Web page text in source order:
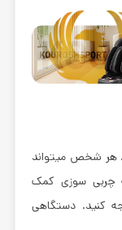
هر شخص میتواند
چربی سوزی کمک
کنید. دستگاهی